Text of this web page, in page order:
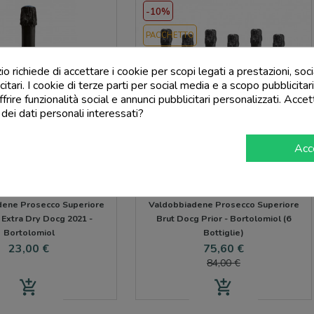
Prosecco Superiore
Dry Docg 2021 -
Bortolomiol
Prezzo
23,00 €
add_shopping_cart
Valdobbiadene Prosecco Superiore
Brut Docg Prior - Bortolomiol (6
Bottiglie)
Prezzo
75,60 €Prezzo
84,00 €
add_shopping_cart
-10%
PACCHETTO
richiede di accettare i cookie per scopi legati a prestazioni,
I cookie di terze parti per social media e a scopo
funzionalità social e annunci pubblicitari personalizzati.
dati personali interessati?